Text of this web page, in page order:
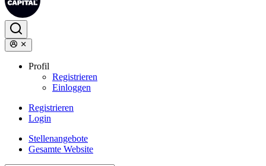
Profil
Registrieren
Einloggen
Registrieren
Login
Stellenangebote
Gesamte Website